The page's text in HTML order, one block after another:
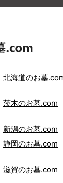
北海道のお墓
茨木のお墓.com
新潟のお墓.com
静岡のお墓.com
滋賀のお墓.com